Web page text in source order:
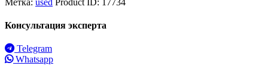
Консультация эксперта
Telegram
Whatsapp